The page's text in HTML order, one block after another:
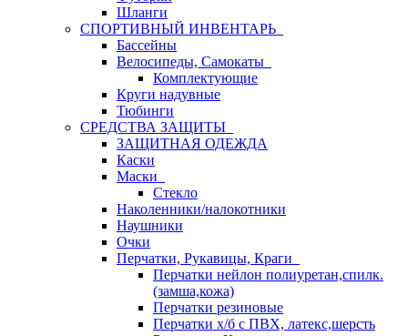
Шланги
СПОРТИВНЫЙ ИНВЕНТАРЬ
Бассейны
Велосипеды, Самокаты
Комплектующие
Круги надувные
Тюбинги
СРЕДСТВА ЗАЩИТЫ
ЗАЩИТНАЯ ОДЕЖДА
Каски
Маски
Стекло
Наколенники/налокотники
Наушники
Очки
Перчатки, Рукавицы, Краги
Перчатки нейлон полиуретан,спилк.
(замша,кожа)
Перчатки резиновые
Перчатки х/б с ПВХ, латекс,шерсть